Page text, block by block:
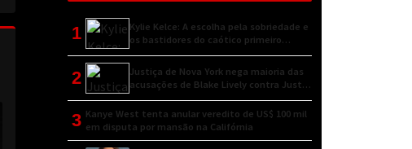
1
Kylie Kelce: A escolha pela sobriedade e
os bastidores do caótico primeiro
encontro
2
Justiça de Nova York nega maioria das
acusações de Blake Lively contra Justin
Baldoni
3 Kanye West tenta anular veredito de US$ 100 mil
em disputa por mansão na Califórnia